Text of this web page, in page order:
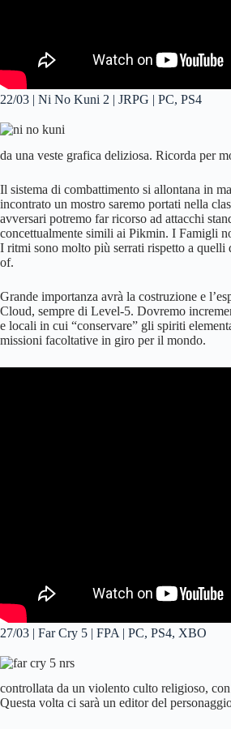
22/03 | Ni No Kuni 2 | JRPG | PC, PS4
da una veste grafica deliziosa. Ricorda per
Il sistema di combattimento si allontana in
incontrato un mostro saremo portati nella
avversari potremo far ricorso ad attacchi
concettualmente simili ai Pikmin. I Famigli
I ritmi sono molto più serrati rispetto a
of.
Grande importanza avrà la costruzione e
Cloud, sempre di Level-5. Dovremo
e locali in cui “conservare” gli spiriti
missioni facoltative in giro per il mondo.
27/03 | Far Cry 5 | FPA | PC, PS4, XBO
controllata da un violento culto religioso,
Questa volta ci sarà un editor del